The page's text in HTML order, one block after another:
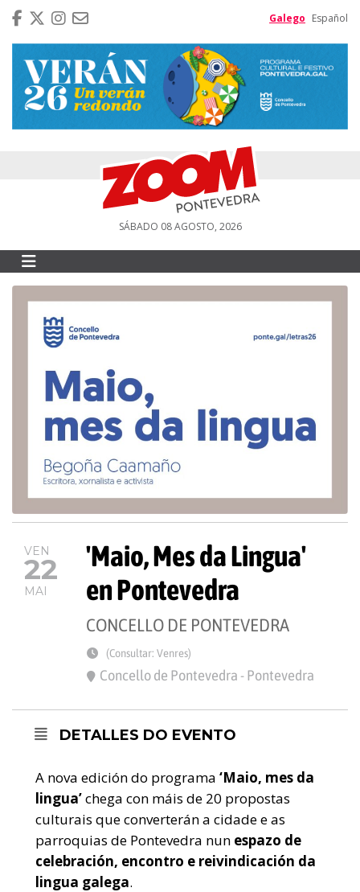
Galego Español
SÁBADO 08 AGOSTO, 2026
VEN
22
MAI
'Maio, Mes da Lingua'
en Pontevedra
CONCELLO DE PONTEVEDRA
(Consultar: Venres)
Concello de Pontevedra - Pontevedra
DETALLES DO EVENTO
A nova edición do programa ‘Maio, mes da
lingua’chega con máis de 20 propostas
culturais que converterán a cidade e as
parroquias de Pontevedra nun espazo de
celebración, encontro e reivindicación da
lingua galega.